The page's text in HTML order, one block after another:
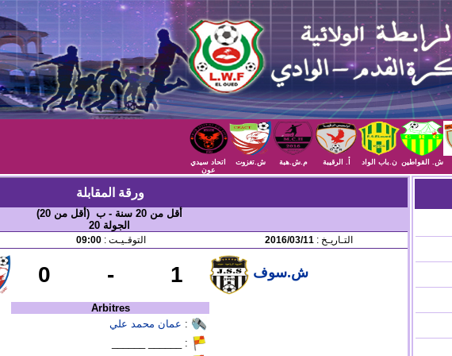
ش. القواطين ن.باب الواد أ. الرقيبة م.ش.هبة ش.تغزوت
اتحاد سيدي
عون
ورقة المقابلة
أقل من 20 سنة - ب (أقل من 20)
الجولة 20
التـاريـخ :2016/03/11 التوقـيـت : 09:00
ش.سوف 1
-
0
Arbitres
: عمان محمد علي
: ______ ______